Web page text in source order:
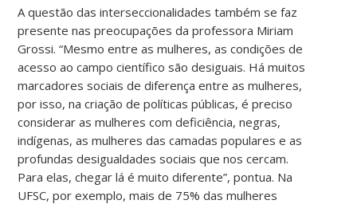
A questão das interseccionalidades também se faz
presente nas preocupações da professora Miriam
Grossi. “Mesmo entre as mulheres, as condições de
acesso ao campo científico são desiguais. Há muitos
marcadores sociais de diferença entre as mulheres,
por isso, na criação de políticas públicas, é preciso
considerar as mulheres com deficiência, negras,
indígenas, as mulheres das camadas populares e as
profundas desigualdades sociais que nos cercam.
Para elas, chegar lá é muito diferente”, pontua. Na
UFSC, por exemplo, mais de 75% das mulheres